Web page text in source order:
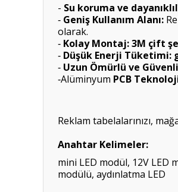
- Su koruma ve
- Geniş Kullanım Alanı:
olarak.
- Kolay Montaj: 3M çift
- Düşük Enerji Tüketimi:
- Uzun Ömürlü ve
-Alüminyum PCB
Reklam tabelalarınızı,
Anahtar Kelimeler:
mini LED modül, 12V LED
modülü, aydınlatma LED